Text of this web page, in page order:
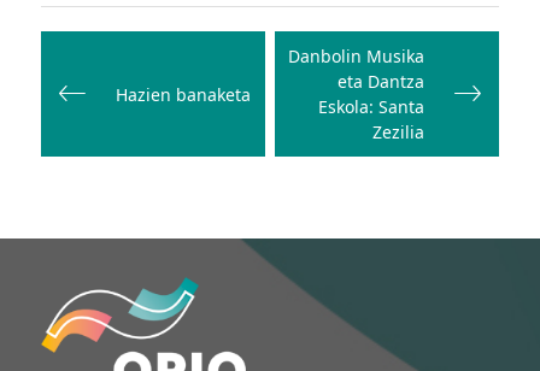
Bidalketetan
nabigatuHazien banaketa
Danbolin Musika
eta Dantza
Eskola: Santa
Zezilia